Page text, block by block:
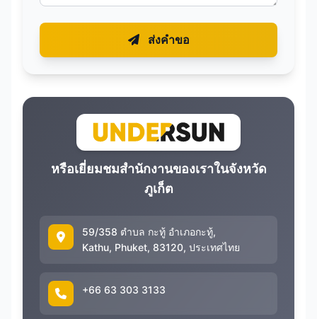
ส่งคำขอ
หรือเยี่ยมชมสำนักงานของเราในจังหวัด
ภูเก็ต
59/358 ตำบล กะทู้ อำเภอกะทู้,
Kathu, Phuket, 83120, ประเทศไทย
+66 63 303 3133